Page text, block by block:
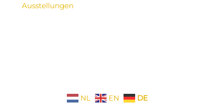
Ausstellungen
NL EN DE